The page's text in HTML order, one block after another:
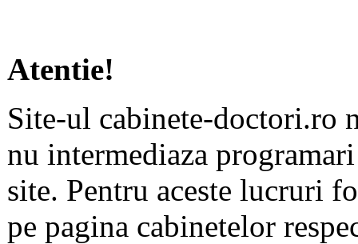
Atentie!
Site-ul cabinete-doctori.ro
nu intermediaza
site. Pentru aceste lucruri
pe pagina cabinetelor